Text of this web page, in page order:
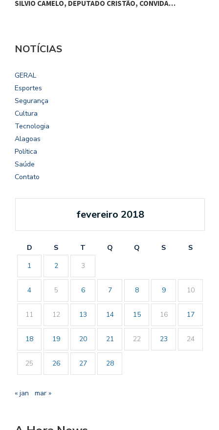
SILVIO CAMELO, DEPUTADO CRISTÃO, CONVIDA…
NOTÍCIAS
GERAL
Esportes
Segurança
Cultura
Tecnologia
Alagoas
Política
Saúde
Contato
fevereiro 2018
D S T Q Q S
S
1
2 3
4 5 6 7 8 9 10
11 12 13 14 15 16 17
18 19 20 21 22 23 24
25 26 27 28
« jan mar »